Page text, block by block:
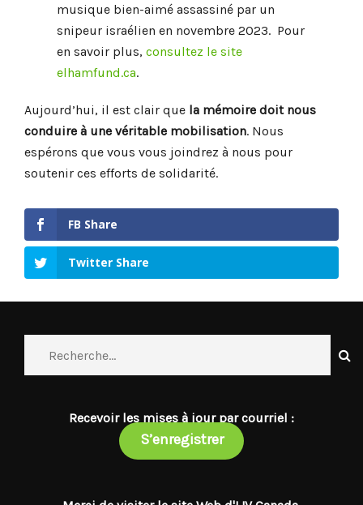
musique bien-aimé assassiné par un
snipeur israélien en novembre 2023. Pour
en savoir plus, consultez le site
elhamfund.ca.
Aujourd’hui, il est clair que la mémoire doit nous
conduire à une véritable mobilisation. Nous
espérons que vous vous joindrez à nous pour
soutenir ces efforts de solidarité.
FB Share
Twitter Share
Recevoir les mises à jour par courriel :
S’enregistrer